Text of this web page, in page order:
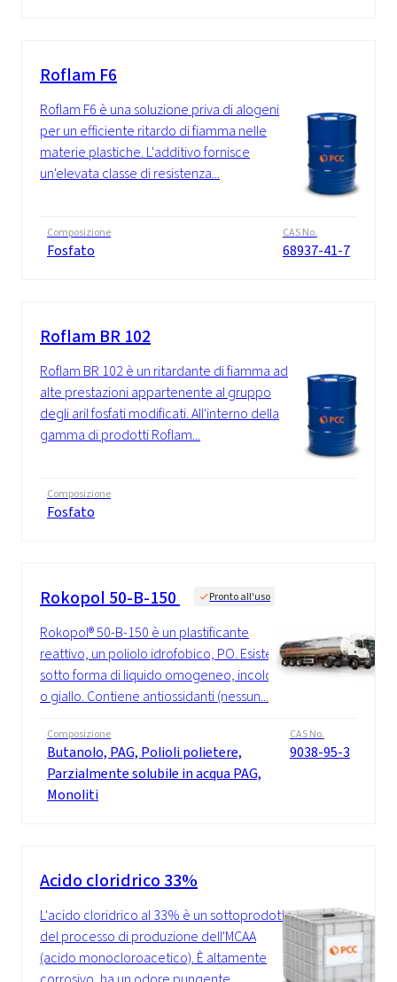
Roflam F6
Roflam F6 è una soluzione priva di alogeni
per un efficiente ritardo di fiamma nelle
materie plastiche. L'additivo fornisce
un'elevata classe di resistenza...
Composizione
Fosfato
CAS No.
68937-41-7
Roflam BR 102
Roflam BR 102 è un ritardante di fiamma ad
alte prestazioni appartenente al gruppo
degli aril fosfati modificati. All'interno della
gamma di prodotti Roflam...
Composizione
Fosfato
Rokopol 50-B-150 Pronto all'uso
Rokopol® 50-B-150 è un plastificante
reattivo, un poliolo idrofobico, PO. Esiste
sotto forma di liquido omogeneo, incolore
o giallo. Contiene antiossidanti (nessun...
Composizione
Butanolo, PAG, Polioli polietere,
Parzialmente solubile in acqua PAG,
Monoliti
CAS No.
9038-95-3
Acido cloridrico 33%
L'acido cloridrico al 33% è un sottoprodotto
del processo di produzione dell'MCAA
(acido monocloroacetico). È altamente